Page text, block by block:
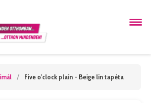
/ Five o'clock plain - Beige lin tapéta